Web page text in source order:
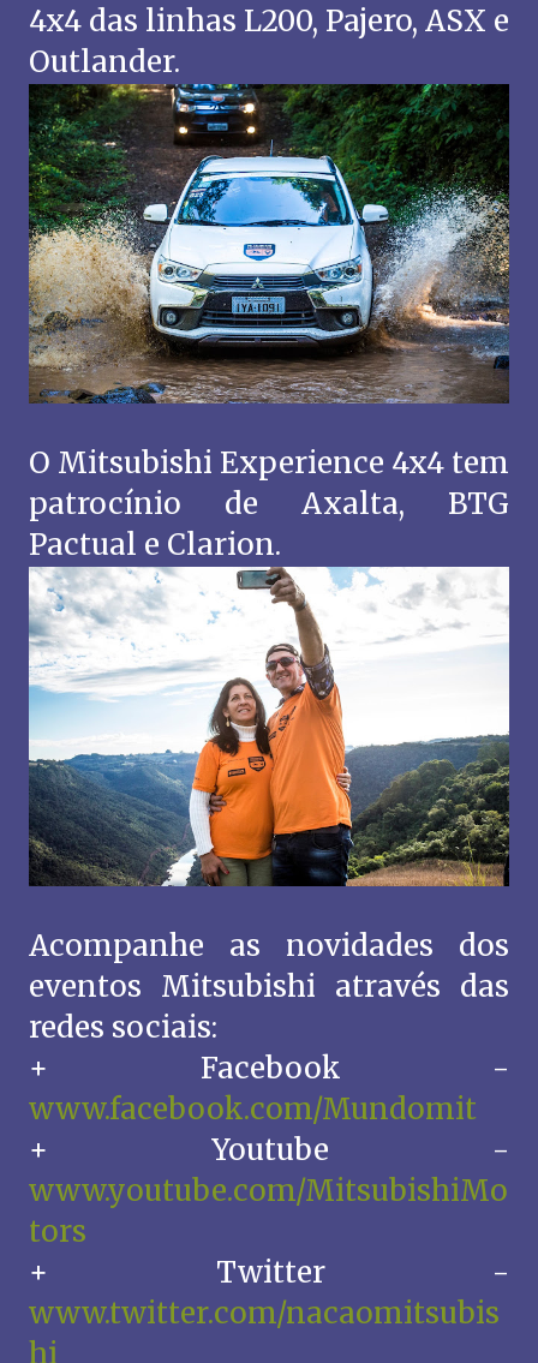
4x4 das linhas L200, Pajero, ASX e
Outlander.
O Mitsubishi Experience 4x4 tem
patrocínio de Axalta, BTG
Pactual e Clarion.
Acompanhe as novidades dos
eventos Mitsubishi através das
redes sociais:
+ Facebook -
www.facebook.com/Mundomit
+ Youtube -
www.youtube.com/MitsubishiMo
tors
+ Twitter -
www.twitter.com/nacaomitsubis
hi